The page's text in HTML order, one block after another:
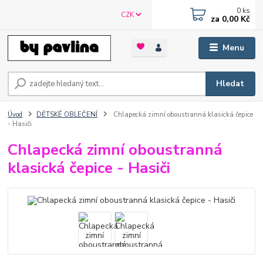
Menu
CZK
Hledat
0 ks
za 0,00 Kč
Úvod DĚTSKÉ OBLEČENÍ
Chlapecká zimní oboustranná klasická čepice
- Hasiči
Chlapecká zimní oboustranná
klasická čepice - Hasiči